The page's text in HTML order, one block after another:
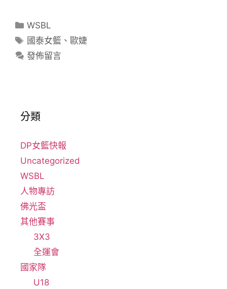
WSBL
國泰女籃 、 歐婕
發佈留言
分類
DP女籃快報
Uncategorized
WSBL
人物專訪
佛光盃
其他賽事
3X3
全運會
國家隊
U18